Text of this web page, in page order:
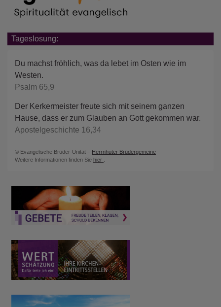
Tageslosung:
Du machst fröhlich, was da lebet im Osten wie im
Westen.
Psalm 65,9
Der Kerkermeister freute sich mit seinem ganzen
Hause, dass er zum Glauben an Gott gekommen war.
Apostelgeschichte 16,34
© Evangelische Brüder-Unität – Herrnhuter Brüdergemeine
Weitere Informationen finden Sie hier